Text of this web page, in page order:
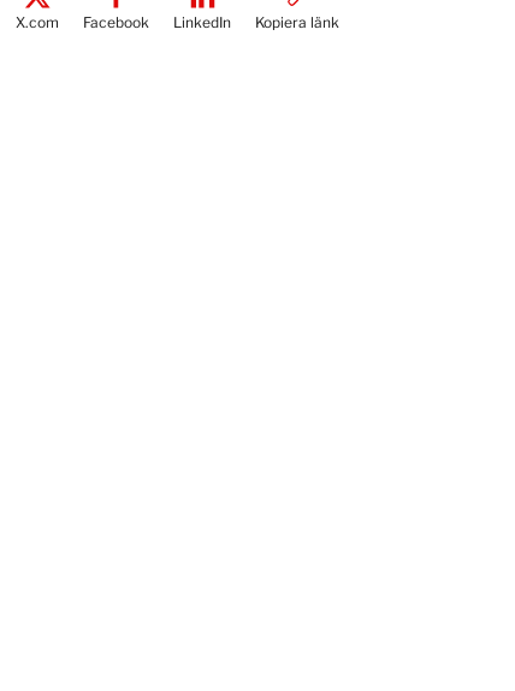
X.com Facebook LinkedIn Kopiera länk